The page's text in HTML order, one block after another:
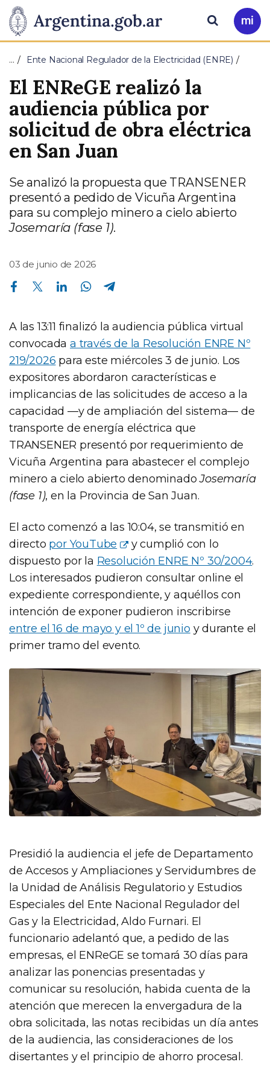
Presidencia
de
la
Nación
Pasar al contenido principal
Ir
a
Buscar
… Ente Nacional Regulador de la Electricidad (ENRE)
El ENReGE realizó la
audiencia pública por
solicitud de obra eléctrica
en San Juan
Se analizó la propuesta que TRANSENER
presentó a pedido de Vicuña Argentina
para su complejo minero a cielo abierto
Josemaría (fase 1).
03 de junio de 2026
Compartir en Facebook Compartir en Twitter Compartir en Linkedin Compartir en Whatsapp
A las 13:11 finalizó la audiencia pública virtual
convocadaa través de la Resolución ENRE Nº
219/2026 para este miércoles 3 de junio. Los
expositores abordaron características e
implicancias de las solicitudes de acceso a la
capacidad —y de ampliación del sistema— de
transporte de energía eléctrica que
TRANSENER presentó por requerimiento de
Vicuña Argentina para abastecer el complejo
minero a cielo abierto denominadoJosemaría
(fase 1), en la Provincia de San Juan.
El acto comenzó a las 10:04, se transmitió en
directo por YouTube
y cumplió con lo
dispuesto por la Resolución ENRE Nº 30/2004.
Los interesados pudieron consultar online el
expediente correspondiente, y aquéllos con
intención de exponer pudieron inscribirse
entre el 16 de mayo y el 1º de junio y durante el
primer tramo del evento.
Presidió la audiencia el jefe de Departamento
de Accesos y Ampliaciones y Servidumbres de
la Unidad de Análisis Regulatorio y Estudios
Especiales del Ente Nacional Regulador del
Gas y la Electricidad, Aldo Furnari. El
funcionario adelantó que, a pedido de las
empresas, el ENReGE se tomará 30 días para
analizar las ponencias presentadas y
comunicar su resolución, habida cuenta de la
atención que merecen la envergadura de la
obra solicitada, las notas recibidas un día antes
de la audiencia, las consideraciones de los
disertantes y el principio de ahorro procesal.